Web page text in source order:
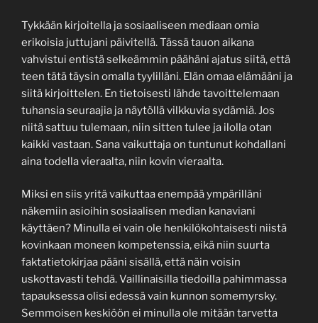
Tykkään kirjoitella ja sosiaaliseen mediaan omia
erikoisia juttujani päivitellä. Tässä tauon aikana
vahvistui entistä selkeämmin päähäni ajatus siitä, että
teen tätä täysin omalla tyylilläni. Elän omaa elämääni ja
siitä kirjoittelen. En tietoisesti lähde tavoittelemaan
tuhansia seuraajia ja näytöllä vilkkuvia sydämiä. Jos
niitä sattuu tulemaan, niin sitten tulee ja ilolla otan
kaikki vastaan. Sana vaikuttaja on tuntunut kohdallani
aina todella vieraalta, niin kovin vieraalta.
Miksi en siis yritä vaikuttaa enempää ympärilläni
näkemiin asioihin sosiaalisen median kanaviani
käyttäen? Minulla ei vain ole henkilökohtaisesti niistä
kovinkaan moneen kompetenssia, eikä niin suurta
faktatietokirjaa pääni sisällä, että näin voisin
uskottavasti tehdä. Vaillinaisilla tiedoilla pahimmassa
tapauksessa olisi edessä vain kunnon somemyrsky.
Semmoisen keskiöön ei minulla ole mitään tarvetta